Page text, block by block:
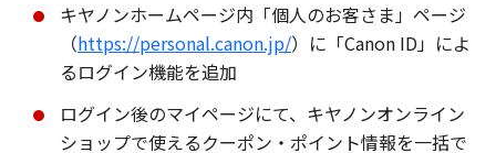
キヤノンホームページ内「個人のお客さま」ページ
（https://personal.canon.jp/）に「Canon ID」によ
るログイン機能を追加
ログイン後のマイページにて、キヤノンオンライン
ショップで使えるクーポン・ポイント情報を一括で